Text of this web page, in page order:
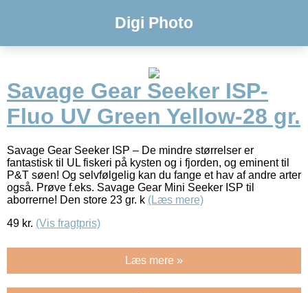
Digi Photo
Savage Gear Seeker ISP-
Fluo UV Green Yellow-28 gr.
Savage Gear Seeker ISP – De mindre størrelser er
fantastisk til UL fiskeri på kysten og i fjorden, og eminent til
P&T søen! Og selvfølgelig kan du fange et hav af andre arter
også. Prøve f.eks. Savage Gear Mini Seeker ISP til
aborrerne! Den store 23 gr. k (Læs mere)
49 kr. (Vis fragtpris)
Læs mere »